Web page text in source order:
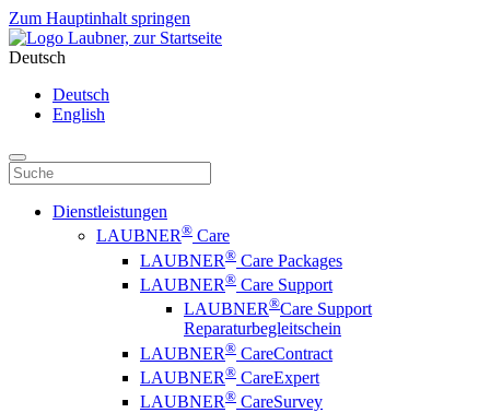
Zum Hauptinhalt springen
Deutsch
Deutsch
English
Dienstleistungen
LAUBNER® Care
LAUBNER® Care Packages
LAUBNER® Care Support
LAUBNER®Care Support
Reparaturbegleitschein
LAUBNER® CareContract
LAUBNER® CareExpert
LAUBNER® CareSurvey